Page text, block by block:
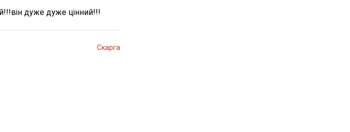
дуже дуже цінний!!!
Скарга